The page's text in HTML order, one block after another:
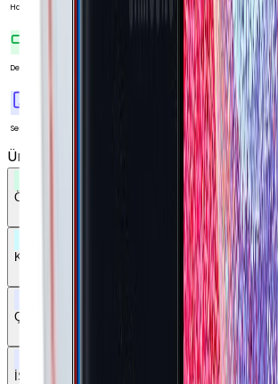
Hat Sayısı
Değişir Batarya
Ses Çıkışı
Ürün Özellikleri
ÖZELLİKLER TEMEL BİLGİLER AĞ
KABLOSUZ BAĞLANTILAR DİĞER
ÇOKLU ORTAM TEMEL DONANIM TASARIM
İŞLETİM SİSTEMİ